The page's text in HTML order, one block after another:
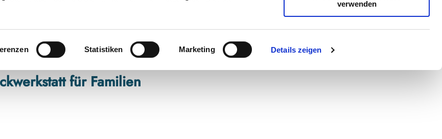
Statistiken Marketing Details zeigen
verwenden
für Familien